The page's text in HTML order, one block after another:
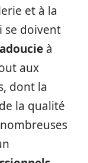
et à la
se doivent
à
aux
dont la
la qualité